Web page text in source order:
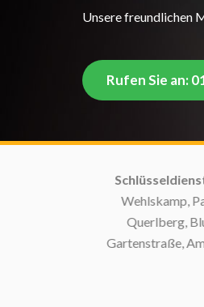
Unsere freundlichen
Rufen Sie an:
Schlüsseldienst
Wehlskamp,
Querlberg,
Gartenstraße, Am